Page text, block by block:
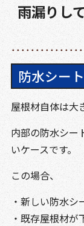
雨漏りし
防水シー
屋根材自体は大
内部の防水シー
いケースです。
この場合、
・新しい防水
・既存屋根材